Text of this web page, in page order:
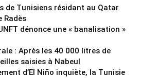
de Tunisiens résidant au Qatar
Radès
dénonce une « banalisation »
: Après les 40 000 litres de
saisies à Nabeul
d’El Niño inquiète, la Tunisie